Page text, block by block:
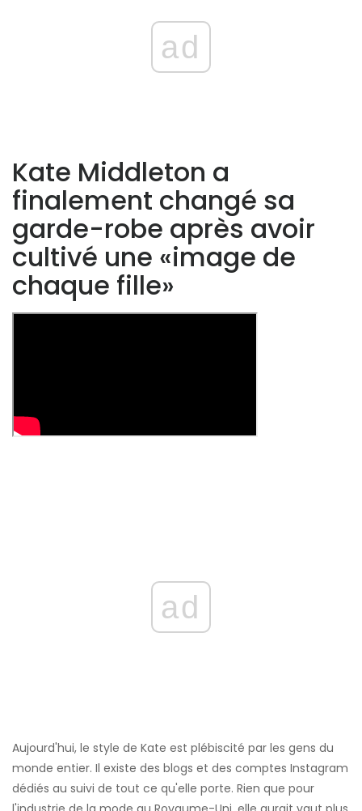
ad
Kate Middleton a
finalement changé sa
garde-robe après avoir
cultivé une «image de
chaque fille»
ad
Aujourd'hui, le style de Kate est plébiscité par les gens du
monde entier. Il existe des blogs et des comptes Instagram
dédiés au suivi de tout ce qu'elle porte. Rien que pour